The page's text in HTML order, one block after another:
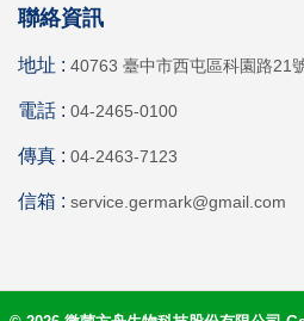
聯絡資訊
地址 : 40763 臺中市西屯區科園路21
電話 : 04-2465-0100
傳真 : 04-2463-7123
信箱 : service.germark@gmail.com